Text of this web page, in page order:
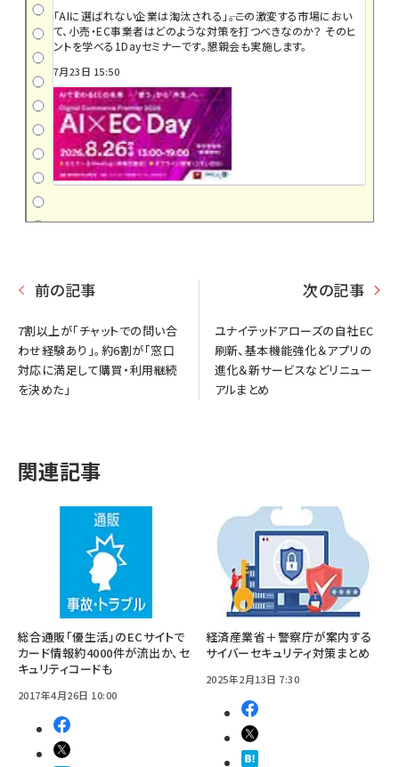
「AIに選ばれない企業は淘汰される」――。この激変する市場におい
て、小売・EC事業者はどのような対策を打つべきなのか？ そのヒ
ントを学べる1Dayセミナーです。懇親会も実施します。
7月23日 15:50
前の記事
7割以上が「チャットでの問い合
わせ経験あり」。約6割が「窓口
対応に満足して購買・利用継続
を決めた」
次の記事
ユナイテッドアローズの自社EC
刷新、基本機能強化＆アプリの
進化＆新サービスなどリニュー
アルまとめ
関連記事
総合通販「優生活」のECサイトで
カード情報約4000件が流出か、セ
キュリティコードも
2017年4月26日 10:00
経済産業省＋警察庁が案内する
サイバーセキュリティ対策まとめ
2025年2月13日 7:30